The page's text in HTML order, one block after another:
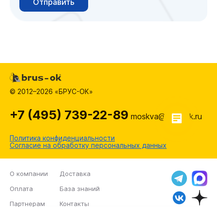
© 2012–2026 «БРУС-ОК»
Политика конфиденциальности
Согласие на обработку персональных данных
+7 (495) 739-22-89 moskva@brus-ok.ru
О компании
Доставка
Оплата
База знаний
Партнерам
Контакты